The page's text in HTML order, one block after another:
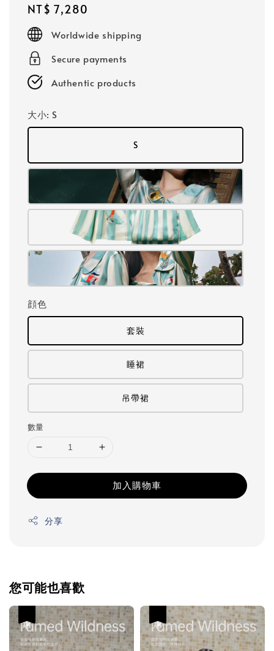
Regular
price
NT$ 7,280
Worldwide shipping
Secure payments
Authentic products
大小: S
S
顔色
套裝
睡裙
吊帶裙
數量
加入購物車
分享
您可能也喜歡